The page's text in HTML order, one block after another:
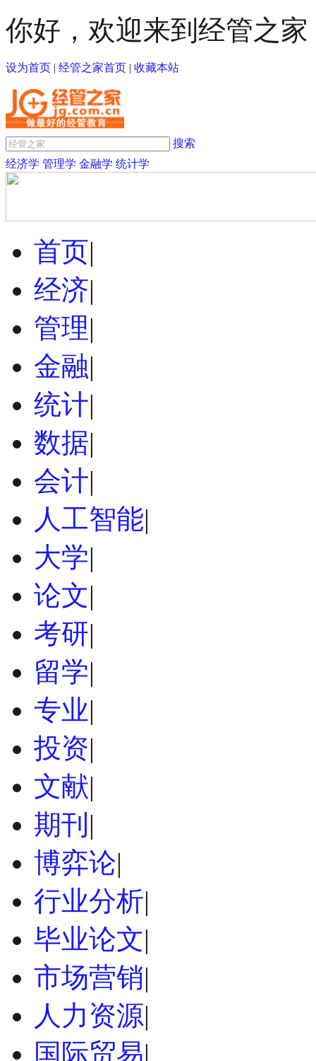
你好，欢迎来到经管之家
设为首页 | 经管之家首页 | 收藏本站
搜索
经济学 管理学 金融学 统计学
首页|
经济|
管理|
金融|
统计|
数据|
会计|
人工智能|
大学|
论文|
考研|
留学|
专业|
投资|
文献|
期刊 |
博弈论|
行业分析|
毕业论文|
市场营销|
人力资源|
国际贸易|